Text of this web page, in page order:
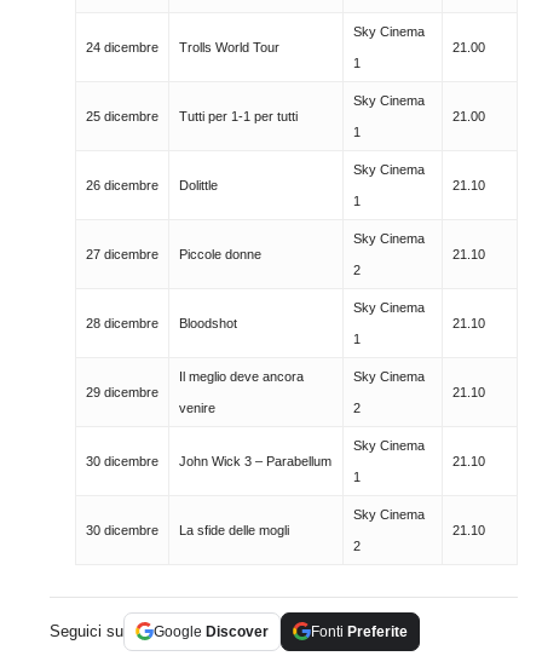
24 dicembre Trolls World Tour
Sky Cinema
1
21.00
25 dicembre Tutti per 1-1 per tutti
Sky Cinema
1
21.00
26 dicembre Dolittle
Sky Cinema
1
21.10
27 dicembre Piccole donne
Sky Cinema
2
21.10
28 dicembre Bloodshot
Sky Cinema
1
21.10
29 dicembre
Il meglio deve ancora
venire
Sky Cinema
2
21.10
30 dicembre John Wick 3 – Parabellum
Sky Cinema
1
21.10
30 dicembre La sfide delle mogli
Sky Cinema
2
21.10
Seguici su Google Discover Fonti Preferite